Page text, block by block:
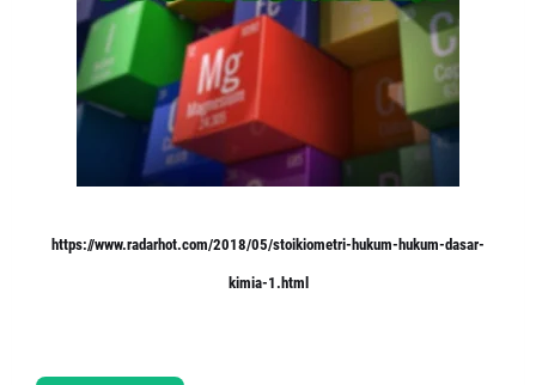
https://www.radarhot.com/2018/05/stoikiometri-hukum-hukum-dasar-
kimia-1.html